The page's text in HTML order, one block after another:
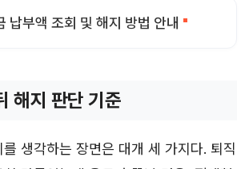
납부액 조회 및 해지 방법 안내
해지 판단 기준
생각하는 장면은 대개 세 가지다. 퇴직